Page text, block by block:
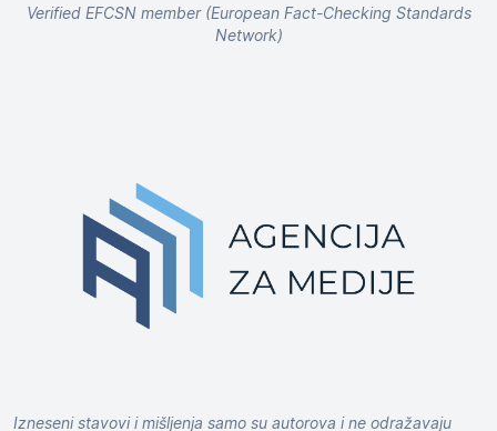
Verified EFCSN member (European Fact-Checking Standards
Network)
Izneseni stavovi i mišljenja samo su autorova i ne odražavaju